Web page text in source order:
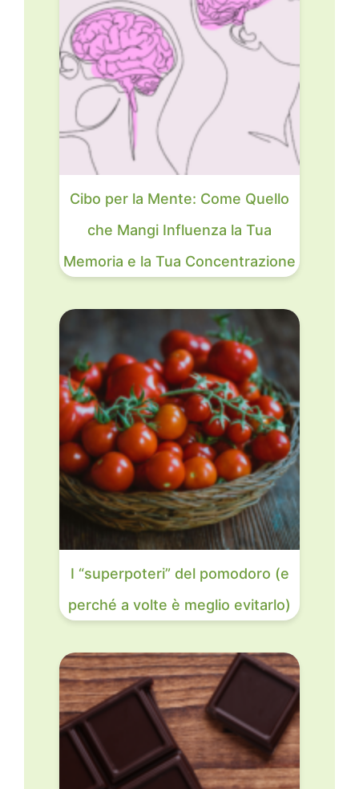
Cibo per la Mente: Come Quello
che Mangi Influenza la Tua
Memoria e la Tua Concentrazione
I “superpoteri” del pomodoro (e
perché a volte è meglio evitarlo)